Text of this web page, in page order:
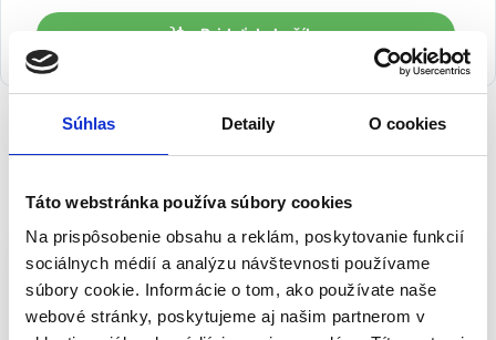
Súhlas Detaily O cookies
Táto webstránka používa súbory cookies
Na prispôsobenie obsahu a reklám, poskytovanie funkcií
sociálnych médií a analýzu návštevnosti používame
súbory cookie. Informácie o tom, ako používate naše
webové stránky, poskytujeme aj našim partnerom v
k
u
s
Pridať do košíka
Popis
Navijak s hadicou a pištoľou Strend
Pro HC421
Navijak s hadicou poskytuje úsporné riešenie skladovania